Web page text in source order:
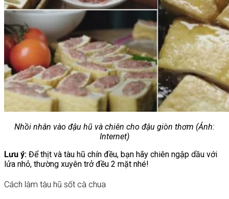
Nhồi nhân vào đậu hũ và chiên cho đậu giòn thơm (Ảnh:
Internet)
Lưu ý: Để thịt và tàu hũ chín đều, bạn hãy chiên ngập dầu với
lửa nhỏ, thường xuyên trở đều 2 mặt nhé!
Cách làm tàu hũ sốt cà chua